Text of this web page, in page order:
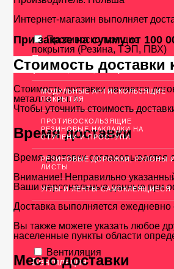
Противоскользящие
покрытия (Резина, ТЭП, ПВХ)
Противоскользящие покрытия
(Резина, ТЭП, ПВХ)
МОДУЛЬНЫЕ АНТИСКОЛЬЗЯЩИЕ
ПОКРЫТИЯ
ПРОТИВОСКОЛЬЗЯЩИЕ
РЕЗИНОВЫЕ НАКЛАДКИ НА
СТУПЕНИ И ПРОСТУПИ
РЕЗИНОВЫЕ ДОРОЖКИ, РУЛОНЫ
ЛИСТЫ
УГЛЫ И ЛЕНТЫ САМОКЛЕЯЩИЕСЯ
Вентиляция
Вентиляция
Интернет-магазин выполняет
При заказе на сумму от 100
Стоимость доставки
Стоимость доставки является
металла" и т. п.
Чтобы уточнить стоимость
Время доставки
Время доставки согласовывается
Внимание! Неправильно
Ваши персональные данные при
Доставка выполняется ежедневно
Вы также можете указать любое
населенные пункты области
Место доставки